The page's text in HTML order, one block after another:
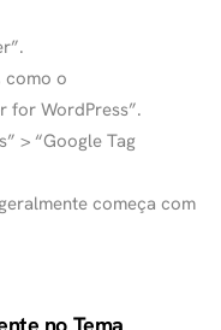
como o
for WordPress”.
> “Google Tag
começa com
no Tema